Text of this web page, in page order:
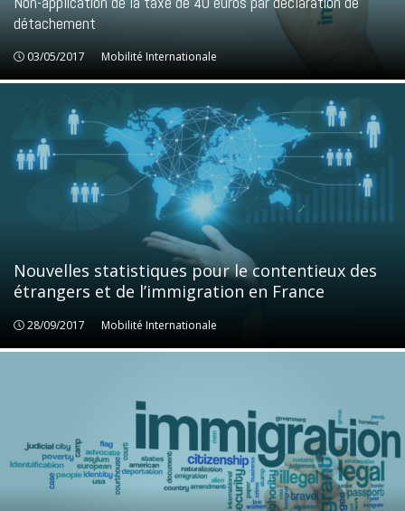
détachement
03/05/2017 Mobilité Internationale
Mobilité Internationale
Nouvelles statistiques pour le contentieux des
étrangers et de l’immigration en France
28/09/2017 Mobilité Internationale
Mobilité Internationale